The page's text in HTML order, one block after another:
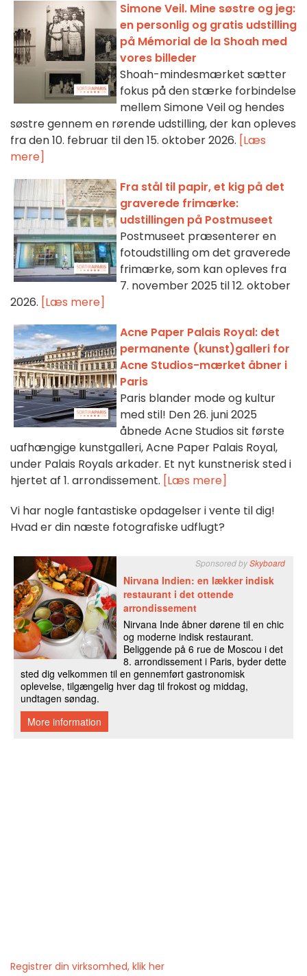
Simone Veil. Mine søstre og jeg:
en personlig og gratis udstilling
på Mémorial de la Shoah med
vores billeder
Shoah-mindesmærket sætter
fokus på den stærke forbindelse
mellem Simone Veil og hendes
søstre gennem en rørende udstilling, der kan opleves
fra den 10. februar til den 15. oktober 2026. [Læs
mere]
Fra stål til papir, et kig på det
graverede frimærke:
udstillingen på Postmuseet
Postmuseet præsenterer en
fotoudstilling om det graverede
frimærke, som kan opleves fra
7. november 2025 til 12. oktober
2026. [Læs mere]
Acne Paper Palais Royal: det
permanente (kunst)galleri for
Acne Studios-mærket åbner i
Paris
Paris blander mode og kultur
med stil! Den 26. juni 2025
åbnede Acne Studios sit første
uafhængige kunstgalleri, Acne Paper Palais Royal,
under Palais Royals arkader. Et nyt kunstnerisk sted i
hjertet af 1. arrondissement. [Læs mere]
Vi har nogle fantastiske opdagelser i vente til dig!
Hvad er din næste fotografiske udflugt?
Registrer din virksomhed, klik her